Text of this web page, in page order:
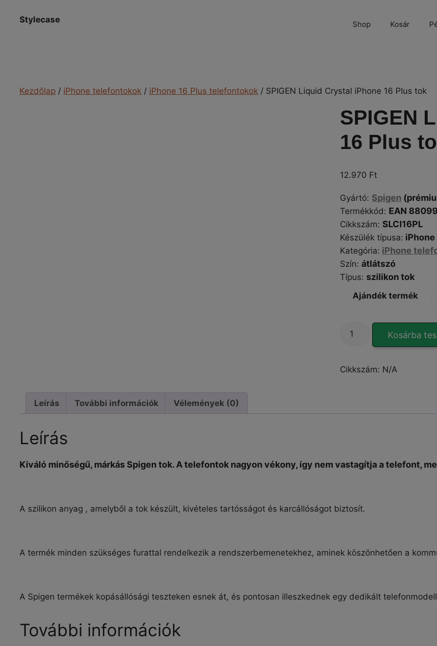
Stylecase Shop Kosár
Kezdőlap / iPhone telefontokok / iPhone 16 Plus telefontokok / SPIGEN Liquid Crystal iPhone 16 Plus tok
SPIGEN
16 Plus
12.970 Ft
Gyártó: Spigen
Termékkód: EAN
Cikkszám: SLCI16PL
Készülék típusa: iPhone
Kategória: iPhone
Szín:átlátszó
Típus: szilikon tok
Ajándék termék
SPIGEN
iPhone
mennyiség
Kosárba
Cikkszám: N/A
Leírás További információk Vélemények (0)
Leírás
Kiváló minőségű, márkás Spigen tok. A telefontok nagyon vékony, így nem vastagítja a telefont,
A szilikon anyag , amelyből a tok készült, kivételes tartósságot és karcállóságot biztosít.
A termék minden szükséges furattal rendelkezik a rendszerbemenetekhez, aminek köszönhetően a
A Spigen termékek kopásállósági teszteken esnek át, és pontosan illeszkednek egy dedikált
További információk